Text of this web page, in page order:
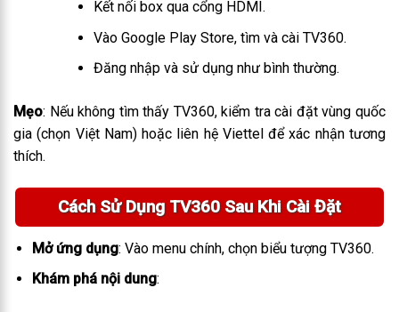
Kết nối box qua cổng HDMI.
Vào Google Play Store, tìm và cài TV360.
Đăng nhập và sử dụng như bình thường.
Mẹo: Nếu không tìm thấy TV360, kiểm tra cài đặt vùng quốc
gia (chọn Việt Nam) hoặc liên hệ Viettel để xác nhận tương
thích.
Cách Sử Dụng TV360 Sau Khi Cài Đặt
Mở ứng dụng: Vào menu chính, chọn biểu tượng TV360.
Khám phá nội dung: